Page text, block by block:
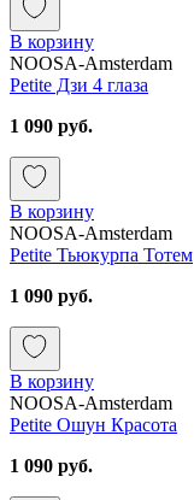
В корзину
NOOSA-Amsterdam
Petite Дзи 4 глаза
1 090 руб.
В корзину
NOOSA-Amsterdam
Petite Тьюкурпа Тотем
1 090 руб.
В корзину
NOOSA-Amsterdam
Petite Ошун Красота
1 090 руб.